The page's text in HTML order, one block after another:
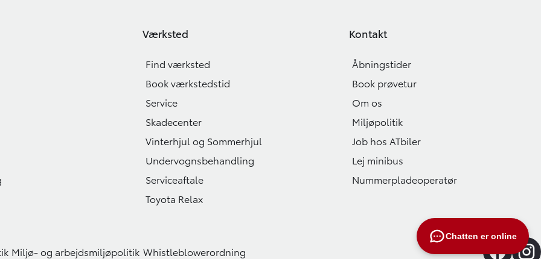
Værksted
Find værksted
Book værkstedstid
Service
Skadecenter
Vinterhjul og Sommerhjul
Undervognsbehandling
Serviceaftale
Toyota Relax
Kontakt
Åbningstider
Book prøvetur
Om os
Miljøpolitik
Job hos ATbiler
Lej minibus
Nummerpladeoperatør
Miljø- og arbejdsmiljøpolitik Whistleblowerordning